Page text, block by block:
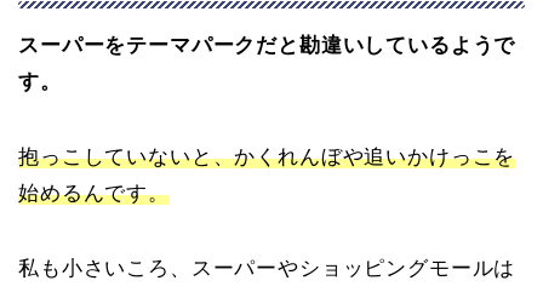
スーパーをテーマパークだと勘違いしているようで
す。
抱っこしていないと、かくれんぼや追いかけっこを
始めるんです。
私も小さいころ、スーパーやショッピングモールは